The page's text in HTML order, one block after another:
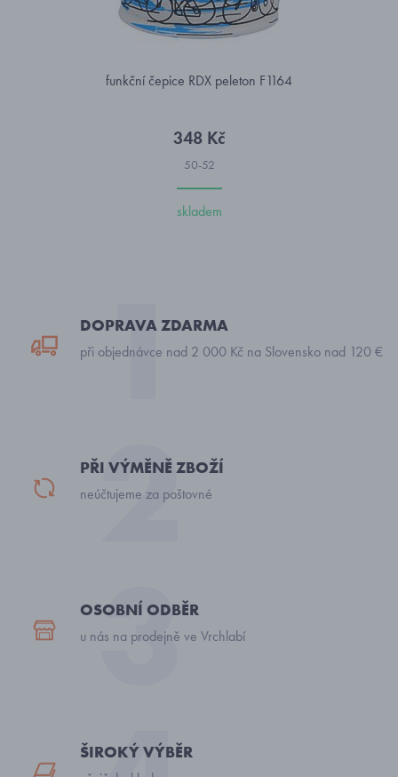
funkční čepice RDX peleton F1164
348 Kč
50-52
skladem
DOPRAVA ZDARMA
při objednávce nad 2 000 Kč na Slovensko nad 120 €
PŘI VÝMĚNĚ ZBOŽÍ
neúčtujeme za poštovné
OSOBNÍ ODBĚR
u nás na prodejně ve Vrchlabí
ŠIROKÝ VÝBĚR